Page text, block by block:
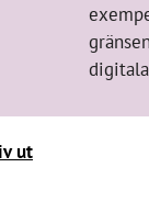
ut